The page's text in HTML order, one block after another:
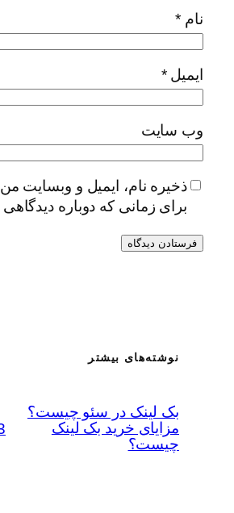
نام *
ایمیل*
وب‌ سایت
ذخیره نام، ایمیل و وبسایت
برای زمانی که دوباره
نوشته‌های بیشتر
بک لینک در سئو چیست؟
مزایای خرید بک لینک
چیست؟